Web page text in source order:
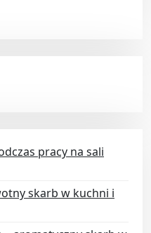
pracy na sali
skarb w kuchni i